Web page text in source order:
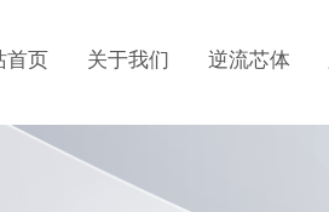
首页 关于我们 逆流芯体